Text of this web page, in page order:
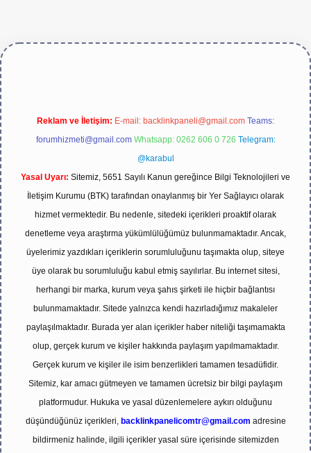
betexper.live/
Reklam ve İletişim: E-mail: backlinkpaneli@gmail.com Teams:
forumhizmeti@gmail.com Whatsapp: 0262 606 0 726 Telegram:
@karabul
Yasal Uyarı: Sitemiz, 5651 Sayılı Kanun gereğince Bilgi Teknolojileri ve
İletişim Kurumu (BTK) tarafından onaylanmış bir Yer Sağlayıcı olarak
hizmet vermektedir. Bu nedenle, sitedeki içerikleri proaktif olarak
denetleme veya araştırma yükümlülüğümüz bulunmamaktadır. Ancak,
üyelerimiz yazdıkları içeriklerin sorumluluğunu taşımakta olup, siteye
üye olarak bu sorumluluğu kabul etmiş sayılırlar. Bu internet sitesi,
herhangi bir marka, kurum veya şahıs şirketi ile hiçbir bağlantısı
bulunmamaktadır. Sitede yalnızca kendi hazırladığımız makaleler
paylaşılmaktadır. Burada yer alan içerikler haber niteliği taşımamakta
olup, gerçek kurum ve kişiler hakkında paylaşım yapılmamaktadır.
Gerçek kurum ve kişiler ile isim benzerlikleri tamamen tesadüfidir.
Sitemiz, kar amacı gütmeyen ve tamamen ücretsiz bir bilgi paylaşım
platformudur. Hukuka ve yasal düzenlemelere aykırı olduğunu
düşündüğünüz içerikleri, backlinkpanelicomtr@gmail.com adresine
bildirmeniz halinde, ilgili içerikler yasal süre içerisinde sitemizden